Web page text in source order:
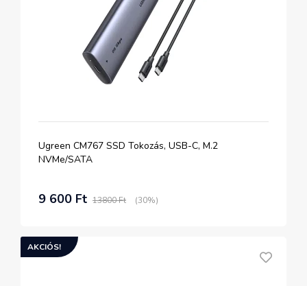
Ugreen CM767 SSD Tokozás, USB-C, M.2
NVMe/SATA
9 600 Ft 13800 Ft (30%)
AKCIÓS!